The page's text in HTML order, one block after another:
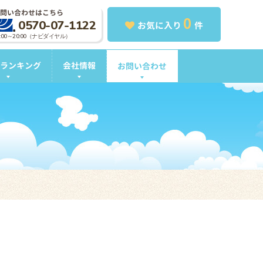
お気に入り 0 件
い合わせはこちら
0570-07-1122
～20:00（ナビダイヤル）
ンキング 会社情報 お問い合わせ